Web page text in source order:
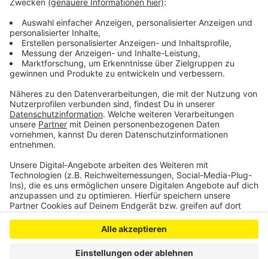
Anzeige
übertragbare Tickets wirklich brauchen – oder ob das
Deutschland-Ticket die günstigere Alternative ist.
Anzeige
Anzeige